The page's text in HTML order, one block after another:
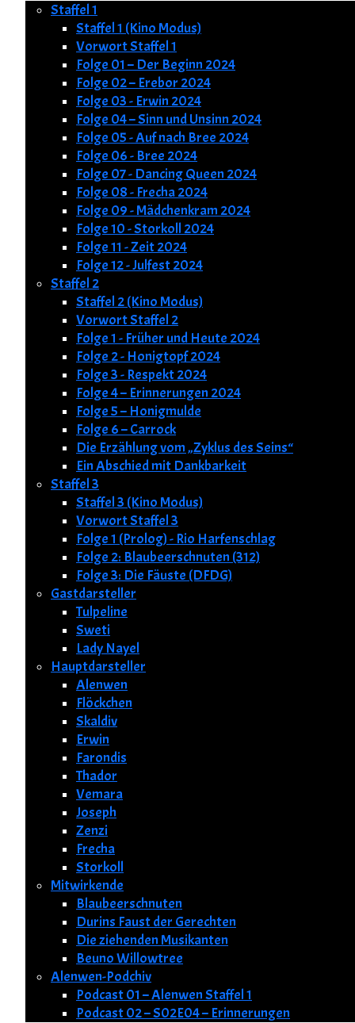
Staffel 1
Staffel 1 (Kino Modus)
Vorwort Staffel 1
Folge 01 – Der Beginn 2024
Folge 02 – Erebor 2024
Folge 03 - Erwin 2024
Folge 04 – Sinn und Unsinn 2024
Folge 05 - Auf nach Bree 2024
Folge 06 - Bree 2024
Folge 07 - Dancing Queen 2024
Folge 08 - Frecha 2024
Folge 09 - Mädchenkram 2024
Folge 10 - Storkoll 2024
Folge 11 - Zeit 2024
Folge 12 - Julfest 2024
Staffel 2
Staffel 2 (Kino Modus)
Vorwort Staffel 2
Folge 1 - Früher und Heute 2024
Folge 2 - Honigtopf 2024
Folge 3 - Respekt 2024
Folge 4 – Erinnerungen 2024
Folge 5 – Honigmulde
Folge 6 – Carrock
Die Erzählung vom „Zyklus des Seins“
Ein Abschied mit Dankbarkeit
Staffel 3
Staffel 3 (Kino Modus)
Vorwort Staffel 3
Folge 1 (Prolog) - Rio Harfenschlag
Folge 2: Blaubeerschnuten (312)
Folge 3: Die Fäuste (DFDG)
Gastdarsteller
Tulpeline
Sweti
Lady Nayel
Hauptdarsteller
Alenwen
Flöckchen
Skaldiv
Erwin
Farondis
Thador
Vemara
Joseph
Zenzi
Frecha
Storkoll
Mitwirkende
Blaubeerschnuten
Durins Faust der Gerechten
Die ziehenden Musikanten
Beuno Willowtree
Alenwen-Podchiv
Podcast 01 – Alenwen Staffel 1
Podcast 02 – S02E04 – Erinnerungen